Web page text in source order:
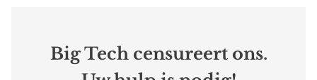
Big Tech censureert ons.